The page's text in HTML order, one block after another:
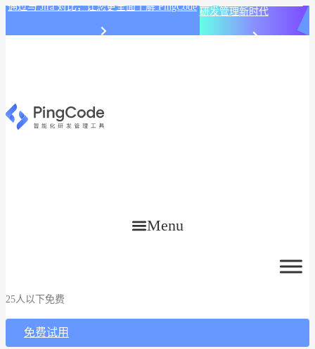
通过与 Jira 对比，让您更全面了解 PingCode 研发管理新时代
Menu
25人以下免费
免费试用